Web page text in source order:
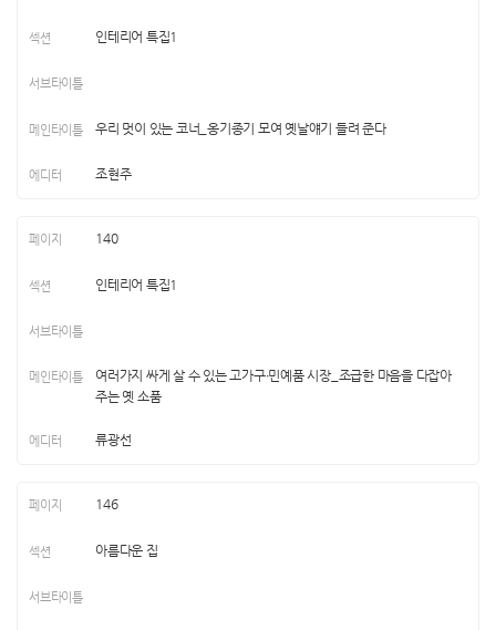
인테리어 특집1
우리 멋이 있는 코너_옹기종기 모여 옛날얘기 들려 준다
조현주
140
인테리어 특집1
여러가지 싸게 살 수 있는 고가구∙민예품 시장_조급한 마음을 다잡아
주는 옛 소품
류광선
146
아름다운 집